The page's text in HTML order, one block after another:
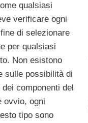
qualsiasi
verificare ogni
di selezionare
per qualsiasi
Non esistono
sulle possibilità di
componenti del
ovvio, ogni
tipo sono